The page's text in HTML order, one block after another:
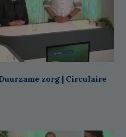
zorg | Circulaire